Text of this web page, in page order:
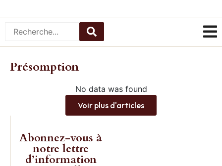
Présomption
No data was found
Voir plus d'articles
Abonnez-vous à
notre lettre
d’information
Charles
Gave enfin